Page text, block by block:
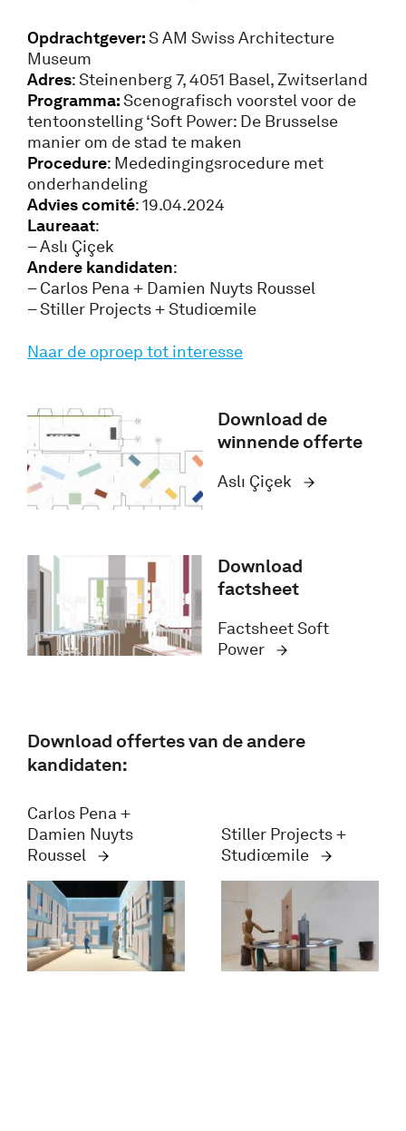
Opdrachtgever:S AM Swiss Architecture
Museum
Adres: Steinenberg 7, 4051 Basel, Zwitserland
Programma:Scenografisch voorstel voor de
tentoonstelling ‘Soft Power: De Brusselse
manier om de stad te maken
Procedure: Mededingingsrocedure met
onderhandeling
Advies comité: 19.04.2024
Laureaat:
– Aslı Çiçek
Andere kandidaten:
– Carlos Pena + Damien Nuyts Roussel
– Stiller Projects + Studiœmile
Naar de oproep tot interesse
Download de
winnende offerte
Aslı Çiçek
Download
factsheet
Factsheet Soft
Power
Download offertes van de andere
kandidaten:
Carlos Pena +
Damien Nuyts
Roussel
Stiller Projects +
Studiœmile